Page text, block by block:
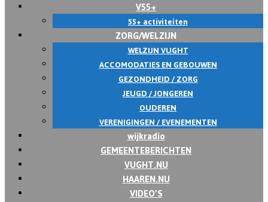
V55+
55+ activiteiten
ZORG/WELZIJN
WELZIJN VUGHT
ACCOMODATIES EN GEBOUWEN
GEZONDHEID / ZORG
JEUGD / JONGEREN
OUDEREN
VERENIGINGEN / EVENEMENTEN
wijkradio
GEMEENTEBERICHTEN
VUGHT.NU
HAAREN.NU
VIDEO’S